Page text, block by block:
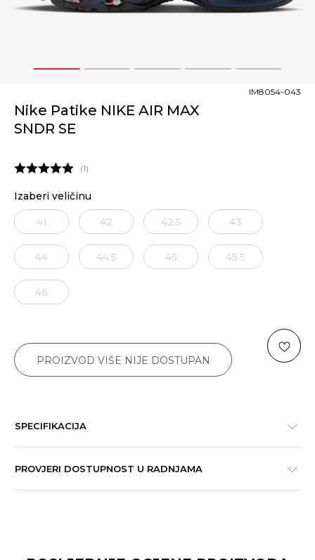
1 2 3 4 5
Nike Patike NIKE AIR MAX
SNDR SE
IM8054-043
1
Izaberi veličinu
41 42 42.5 43
44 44.5 45 45.5
46
PROIZVOD VIŠE NIJE DOSTUPAN
SPECIFIKACIJA
PROVJERI DOSTUPNOST U RADNJAMA